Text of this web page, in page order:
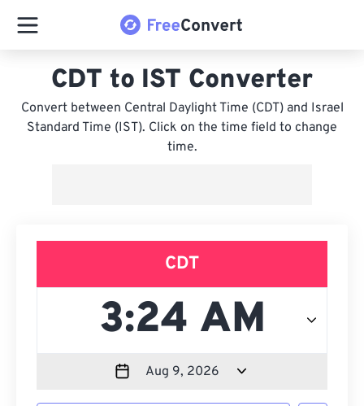
CDT to IST Converter
Convert between Central Daylight Time (CDT) and Israel
Standard Time (IST). Click on the time field to change
time.
CDT